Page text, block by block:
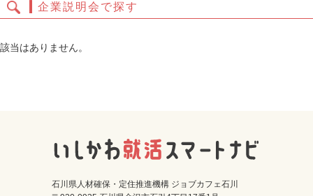
ログイン 会員登録
企業説明会で探す
該当はありません。
石川県人材確保・定住推進機構 ジョブカフェ石川